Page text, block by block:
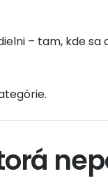
– tam, kde